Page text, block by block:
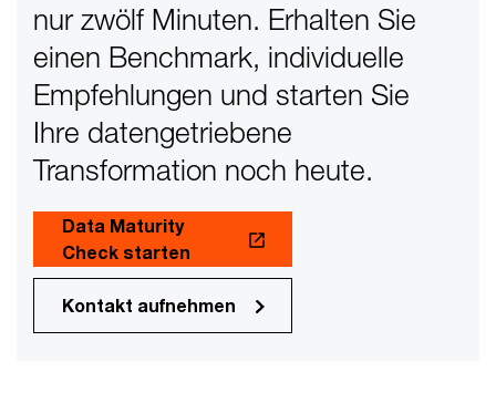
nur zwölf Minuten. Erhalten Sie
einen Benchmark, individuelle
Empfehlungen und starten Sie
Ihre datengetriebene
Transformation noch heute.
Data Maturity
Check starten
Kontakt aufnehmen